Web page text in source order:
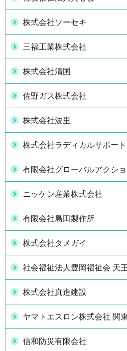
株式会社ソーセキ
三福工業株式会社
株式会社清国
佐野ガス株式会社
株式会社波里
株式会社ラディカルサポート
有限会社グローバルアクシ
ニッケン産業株式会社
有限会社島田製作所
株式会社タメガイ
社会福祉法人豊岡福祉会 天
株式会社真進建設
ヤマトエスロン株式会社 関
信和防災有限会社